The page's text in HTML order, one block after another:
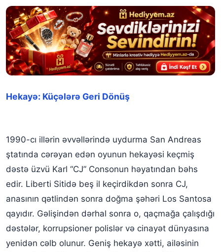
Hekayə: Küçələrə Geri Dönüş
1990-cı illərin əvvəllərində uydurma San Andreas
ştatında cərəyan edən oyunun hekayəsi keçmiş
dəstə üzvü Karl “CJ” Consonun həyatından bəhs
edir. Liberti Sitidə beş il keçirdikdən sonra CJ,
anasının qətlindən sonra doğma şəhəri Los Santosa
qayıdır. Gəlişindən dərhal sonra o, qaçmağa çalışdığı
dəstələr, korrupsioner polislər və cinayət dünyasına
yenidən cəlb olunur. Geniş hekayə xətti, ailəsinin